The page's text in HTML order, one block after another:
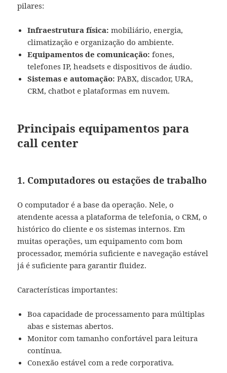
pilares:
Infraestrutura física: mobiliário, energia,
climatização e organização do ambiente.
Equipamentos de comunicação: fones,
telefones IP, headsets e dispositivos de áudio.
Sistemas e automação: PABX, discador, URA,
CRM, chatbot e plataformas em nuvem.
Principais equipamentos para
call center
1. Computadores ou estações de trabalho
O computador é a base da operação. Nele, o
atendente acessa a plataforma de telefonia, o CRM, o
histórico do cliente e os sistemas internos. Em
muitas operações, um equipamento com bom
processador, memória suficiente e navegação estável
já é suficiente para garantir fluidez.
Características importantes:
Boa capacidade de processamento para múltiplas
abas e sistemas abertos.
Monitor com tamanho confortável para leitura
contínua.
Conexão estável com a rede corporativa.